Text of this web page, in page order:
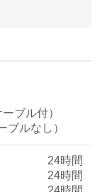
ーラーを表示
ーブル付）
ブルなし）
24時間
24時間